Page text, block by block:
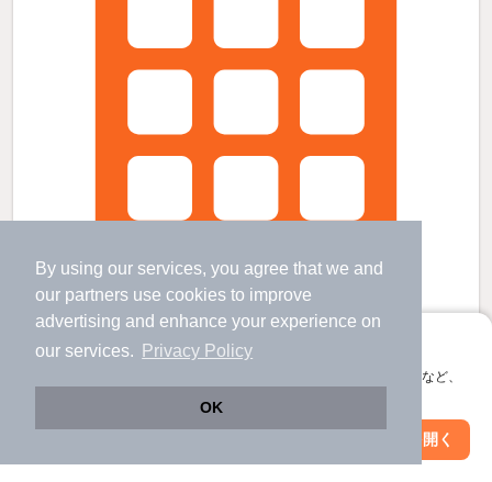
By using our services, you agree that we and
our partners use cookies to improve
advertising and enhance your experience on
our services.
Privacy Policy
OK
アプリに切り替えて、サクサクお部屋探し
会員登録なしですぐ使える。マップ検索やお気に入り保存など、
アプリを開く
二色浜駅より徒歩9分 築4年6ヶ月 2階建の賃貸物件
鶴原駅 歩
二色浜駅 歩9分 （南海本線）
絞り込み条件を変更